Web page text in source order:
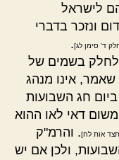
לישראל
ונזכר בדברי
ד' סימן לג].
לחלק בשמים של
אינו מנהג
חג השבועות
דאי לאו ההוא
אות לח]. והרמ"ק
ולכן אם יש